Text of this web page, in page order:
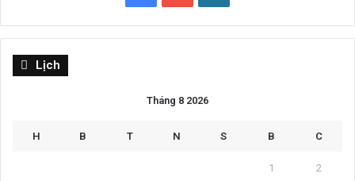
Lịch
Tháng 8 2026
H B T N S B C
1 2